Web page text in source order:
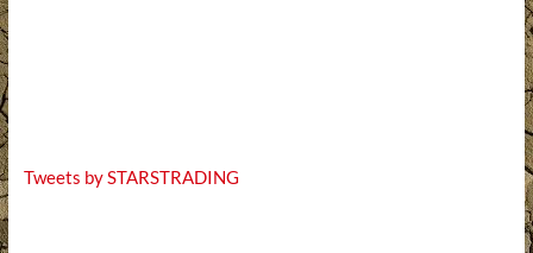
Tweets by STARSTRADING